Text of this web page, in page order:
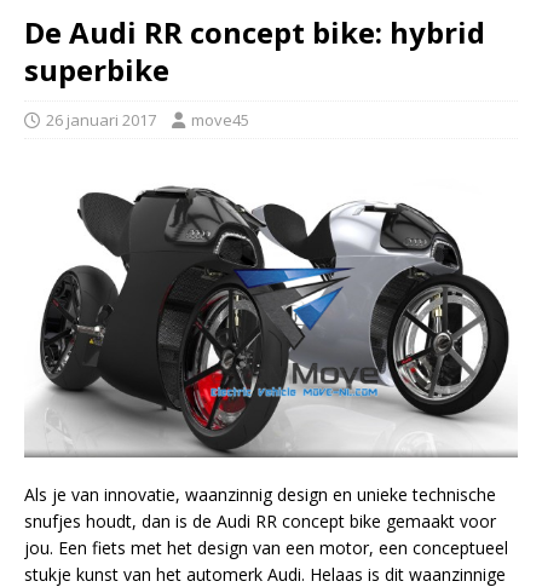
De Audi RR concept bike: hybrid
superbike
26 januari 2017 move45
Als je van innovatie, waanzinnig design en unieke technische
snufjes houdt, dan is de Audi RR concept bike gemaakt voor
jou. Een fiets met het design van een motor, een conceptueel
stukje kunst van het automerk Audi. Helaas is dit waanzinnige